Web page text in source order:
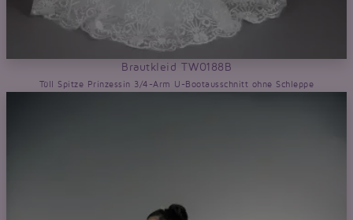
Brautkleid TW0188B
Tüll Spitze Prinzessin 3/4-Arm U-Bootausschnitt ohne Schleppe